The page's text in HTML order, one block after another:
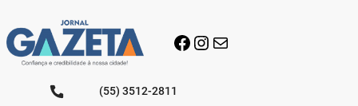
para
o
conteúdo
Facebook
Instagram
E-mail
(55) 3512-2811